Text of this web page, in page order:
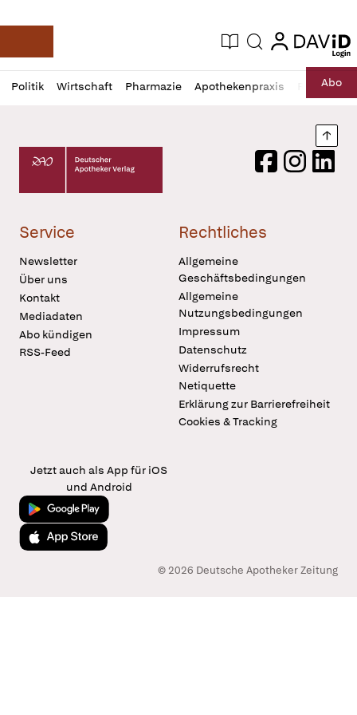
Deutsche Apotheker Zeitung
Aktuelle Ausgabe
Suche login
login
Politik Wirtschaft Pharmazie Apothekenpraxis RechtAbo
Profil
öffnen
Daz
Pur
Deutscher Apotheker Verlag Logo
FacebookInstagram
Service
Newsletter
Über uns
Kontakt
Mediadaten
Abo kündigen
RSS-Feed
Rechtliches
Allgemeine
Geschäftsbedingungen
Allgemeine
Nutzungsbedingungen
Impressum
Datenschutz
Widerrufsrecht
Netiquette
Erklärung zur Barrierefreiheit
Cookies & Tracking
Jetzt auch als App für iOS
und Android
Jetzt bei Google Play
Laden im App Store
© 2026 Deutsche Apotheker Zeitung